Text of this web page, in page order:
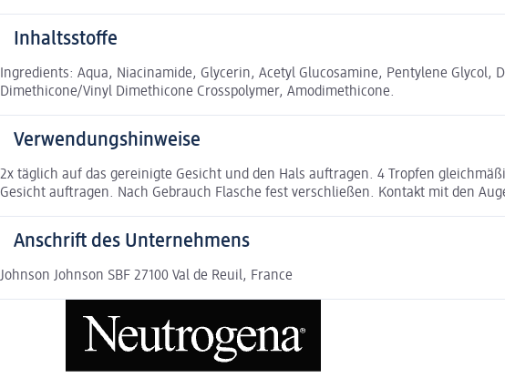
Inhaltsstoffe
Ingredients: Aqua, Niacinamide, Glycerin, Acetyl Glucosamine, Pentylene
Dimethicone/Vinyl Dimethicone Crosspolymer, Amodimethicone.
Verwendungshinweise
2x täglich auf das gereinigte Gesicht und den Hals auftragen. 4 Tropfen
Gesicht auftragen. Nach Gebrauch Flasche fest verschließen. Kontakt mit den
Anschrift des Unternehmens
Johnson Johnson SBF 27100 Val de Reuil, France